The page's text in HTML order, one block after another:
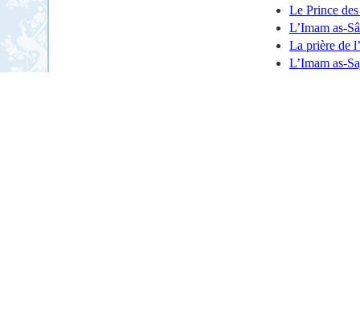
Le Prince
L’Imam as-
La prière de
L’Imam as-